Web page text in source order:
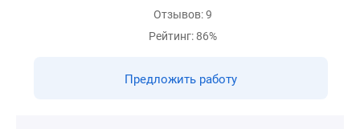
Отзывов: 9
Рейтинг: 86%
Предложить работу